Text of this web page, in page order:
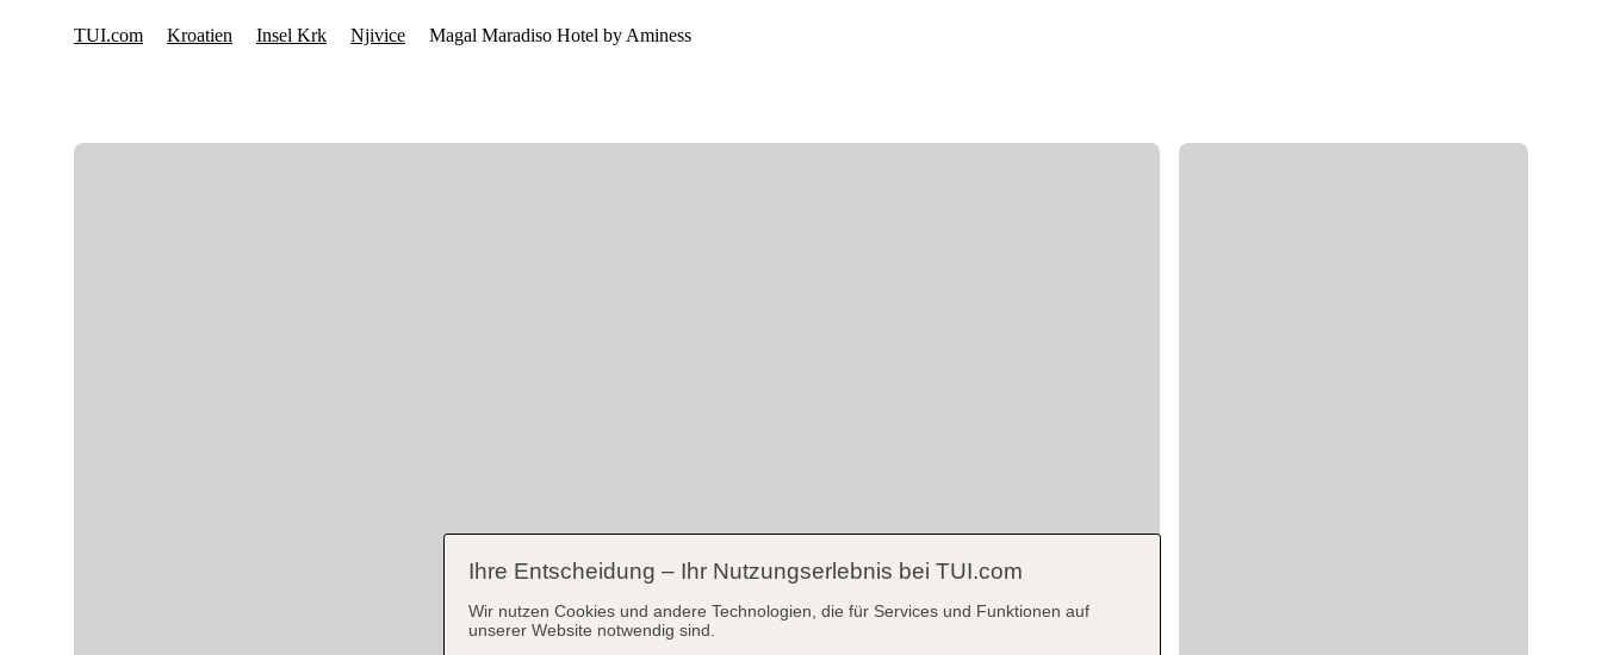
Ihre Entscheidung – Ihr Nutzungserlebnis bei TUI.com
Wir nutzen Cookies und andere Technologien, die für Services und Funktionen auf
unserer Website notwendig sind.